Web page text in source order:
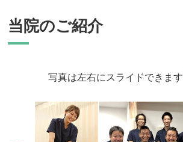
当院のご紹介
写真は左右にスライドできます